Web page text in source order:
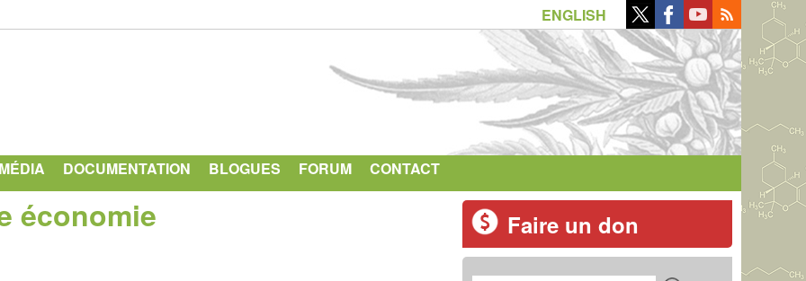
ENGLISH
DOCUMENTATION BLOGUES FORUM CONTACT
économie Faire un don